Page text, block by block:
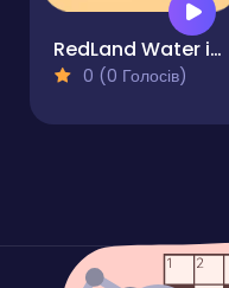
RedLand Water is life
0 (0 Голосів)